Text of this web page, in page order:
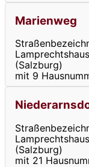
Marienweg
(Salzburg)
mit 9
(Salzburg)
mit 21